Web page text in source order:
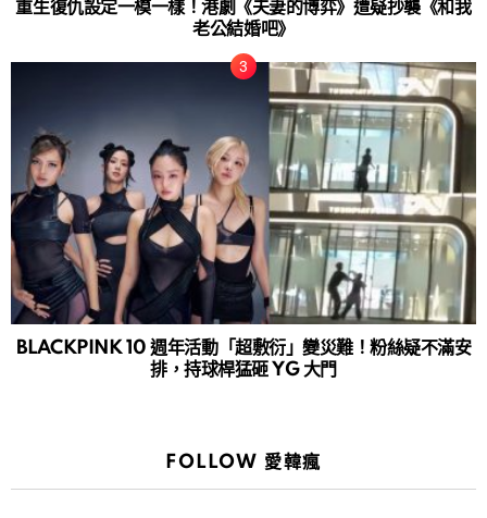
重生復仇設定一模一樣！港劇《夫妻的博弈》遭疑抄襲《和我
老公結婚吧》
BLACKPINK 10 週年活動「超敷衍」變災難！粉絲疑不滿安
排，持球桿猛砸 YG 大門
FOLLOW 愛韓瘋